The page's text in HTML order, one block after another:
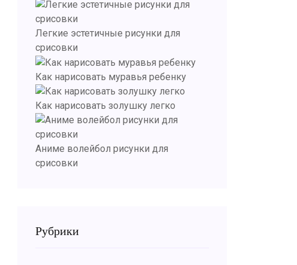
Легкие эстетичные рисунки для
срисовки
Как нарисовать муравья ребенку
Как нарисовать золушку легко
Аниме волейбол рисунки для
срисовки
Рубрики